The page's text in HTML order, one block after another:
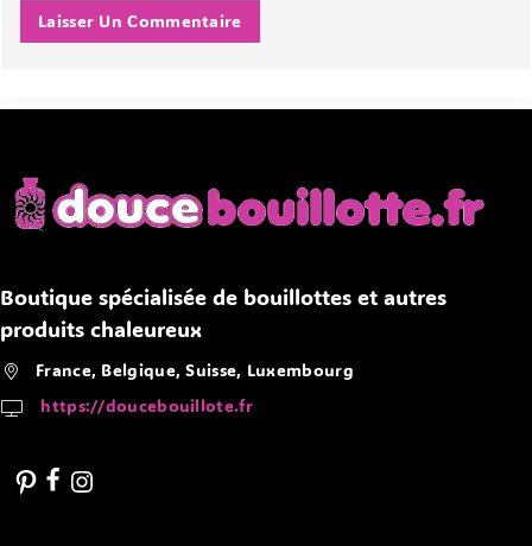
Boutique spécialisée de bouillottes et autres
produits chaleureux
France, Belgique, Suisse, Luxembourg
https://doucebouillote.fr